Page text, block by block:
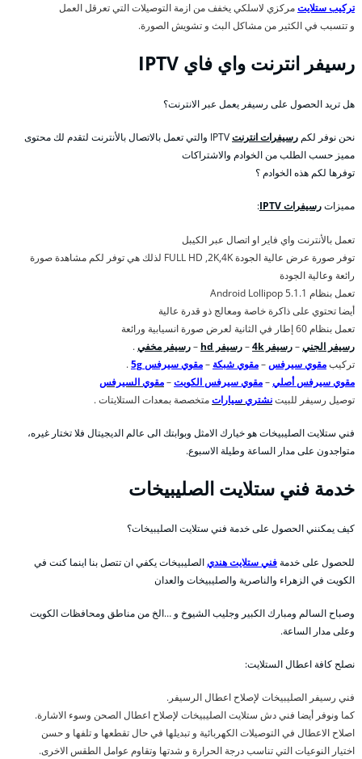
تركيب ستلايتمركزي لاسلكي يخفف من ازمة التوصيلات التي تعرقل العمل
و تتسبب في الكثير من مشاكل البث و تشويش الصورة.
رسيفر انترنت واي فاي IPTV
هل تريد الحصول على رسيفر يعمل عبر الانترنت؟
نحن نوفر لكم رسيفرات انترنت
IPTV والتي تعمل بالاتصال بالأنترنت لتقدم لك محتوى
مميز حسب الطلب من الخوادم والاشتراكات
توفرها لكم هذه الخوادم ؟
مميزاترسيفرات IPTV :
تعمل بالأنترنت واي فاير او اتصال عبر الكيبل
توفر صورة عرض عالية الجودة FULL HD ,2K,4K لذلك هي توفر لكم مشاهدة صورة
رائعة وعالية الجودة
تعمل بنظام Android Lollipop 5.1.1
أيضا تحتوي على ذاكرة خاصة ومعالج ذو قدرة عالية
تعمل بنظام 60 إطار في الثانية لعرض صورة انسيابية ورائعة
رسيفر الجني–رسيفر 4k –رسيفر hd –رسيفر مخفي.
تركيبمقوي سيرفس–مقوي شبكة –مقوي سيرفس 5g
.
مقوي سيرفس أصلي–مقوي سيرفس الكويت–مقوي السيرفس
توصيل رسيفر للبيتنشتري سياراتمتخصصة بمعدات الستلايتات .
فني ستلايت الصليبيخات هو خيارك الامثل وبوابتك الى عالم الديجيتال فلا تختار غيره،
متواجدون على مدار الساعة وطيلة الاسبوع.
خدمة فني ستلايت الصليبيخات
كيف يمكنني الحصول على خدمة فني ستلايت الصليبيخات؟
للحصول على خدمةفني ستلايت هنديالصليبيخات يكفي ان تتصل بنا اينما كنت في
الكويت في الزهراء والناصرية والصليبيخات والعدان
وصباح السالم ومبارك الكبير وجليب الشيوخ و …الخ من مناطق ومحافظات الكويت
وعلى مدار الساعة.
نصلح كافة اعطال الستلايت:
فني رسيفر الصليبيخات لإصلاح اعطال الرسيفر.
كما ونوفر أيضا فني دش ستلايت الصليبيخات لإصلاح اعطال الصحن وسوء الاشارة.
اصلاح الاعطال في التوصيلات الكهربائية و تبديلها في حال تقطعها و تلفها و حسن
اختيار النوعيات التي تناسب درجة الحرارة و شدتها وتقاوم عوامل الطقس الاخرى.